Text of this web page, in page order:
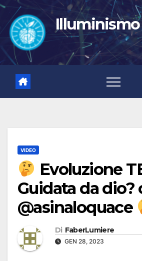
Salta
contenuto
Illuminismo
VIDEO
Evoluzione
Guidata da dio?
@asinaloquace
Di FaberLumiere
GEN 28, 2023